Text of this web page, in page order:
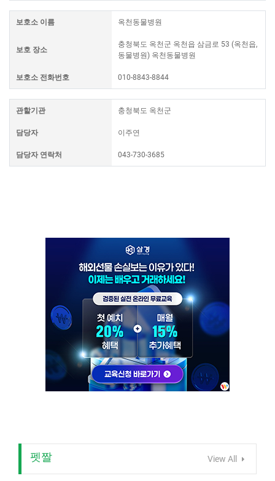
보호소 이름 옥천동물병원
보호 장소
충청북도 옥천군 옥천읍 삼금로 53 (옥천읍,
동물병원) 옥천동물병원
보호소 전화번호 010-8843-8844
관할기관 충청북도 옥천군
담당자 이주연
담당자 연락처 043-730-3685
펫짤 View All